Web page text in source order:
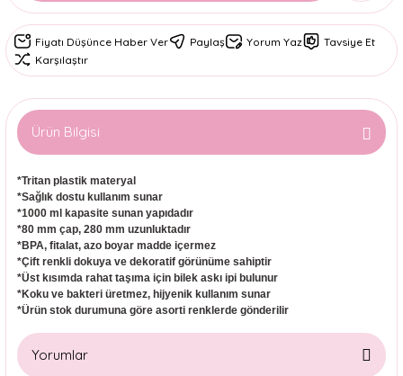
Fiyatı Düşünce Haber Ver Paylaş Yorum Yaz
Tavsiye Et
Karşılaştır
Ürün Bilgisi
*Tritan plastik materyal
*Sağlık dostu kullanım sunar
*1000 ml kapasite sunan yapıdadır
*80 mm çap, 280 mm uzunluktadır
*BPA, fitalat, azo boyar madde içermez
*Çift renkli dokuya ve dekoratif görünüme sahiptir
*Üst kısımda rahat taşıma için bilek askı ipi bulunur
*Koku ve bakteri üretmez, hijyenik kullanım sunar
*Ürün stok durumuna göre asorti renklerde gönderilir
Yorumlar